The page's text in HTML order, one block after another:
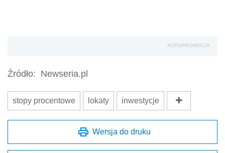
AUTOPROMOCJA
Źródło: Newseria.pl
stopy procentowe lokaty inwestycje
Wersja do druku